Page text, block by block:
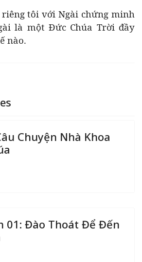
riêng tôi với Ngài chứng minh
là một Đức Chúa Trời đầy
nào.
Câu Chuyện Nhà Khoa
01: Đào Thoát Để Đến